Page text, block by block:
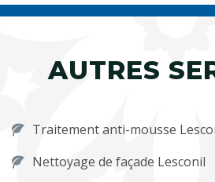
AUTRES
Traitement anti-mousse
Nettoyage de façade Lesconil